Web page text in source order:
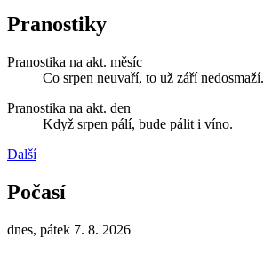
Pranostiky
Pranostika na akt. měsíc
Co srpen neuvaří, to už září nedosmaží.
Pranostika na akt. den
Když srpen pálí, bude pálit i víno.
Další
Počasí
dnes, pátek 7. 8. 2026